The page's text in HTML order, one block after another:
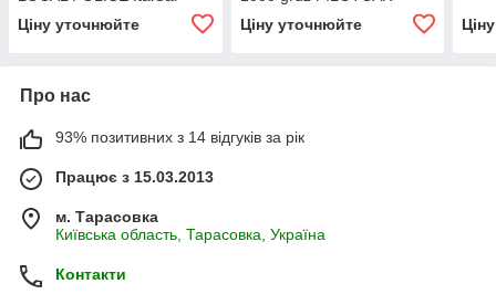
Ціну уточнюйте
Ціну уточнюйте
Про нас
93% позитивних з 14 відгуків за рік
Працює з 15.03.2013
м. Тарасовка
Київська область, Тарасовка, Україна
Контакти